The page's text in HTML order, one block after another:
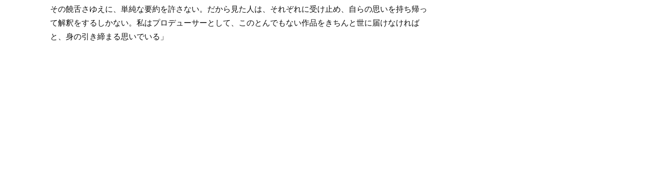
その饒舌さゆえに、単純な要約を許さない。だから見た人は、それぞれに受け止め、自らの思いを持ち帰っ
て解釈をするしかない。私はプロデューサーとして、このとんでもない作品をきちんと世に届けなければ
と、身の引き締まる思いでいる」